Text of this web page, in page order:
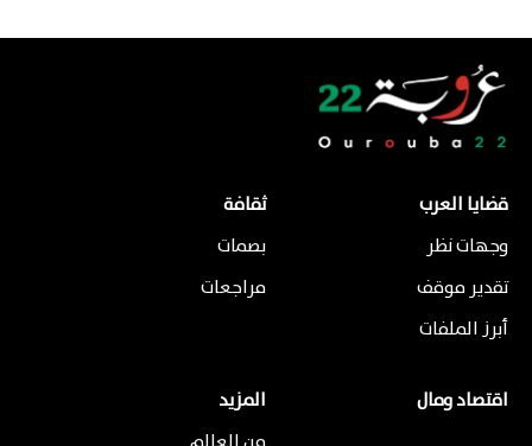
قضايا العرب
وجهات نظر
تقدير موقف
أبرز الملفات
ثقافة
بصمات
مراجعات
اقتصاد ومال
المزيد